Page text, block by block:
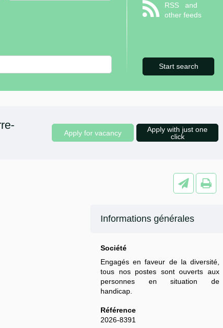
RSS
and
other feeds
Informations générales
Société
Engagés en faveur de la diversité,
tous nos postes sont ouverts aux
personnes en situation de
handicap.
Référence
2026-8391